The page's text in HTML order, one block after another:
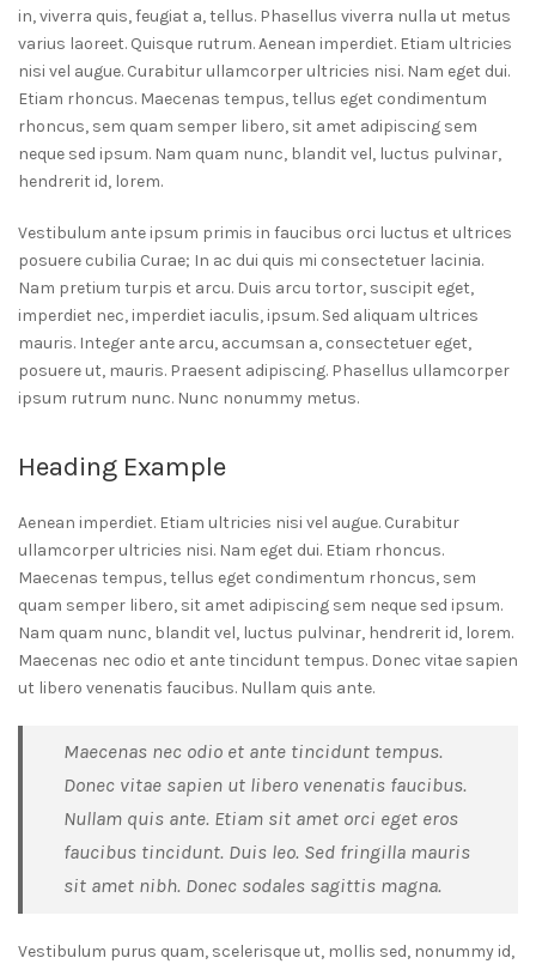
in, viverra quis, feugiat a, tellus. Phasellus viverra nulla ut metus
varius laoreet. Quisque rutrum. Aenean imperdiet. Etiam ultricies
nisi vel augue. Curabitur ullamcorper ultricies nisi. Nam eget dui.
Etiam rhoncus. Maecenas tempus, tellus eget condimentum
rhoncus, sem quam semper libero, sit amet adipiscing sem
neque sed ipsum. Nam quam nunc, blandit vel, luctus pulvinar,
hendrerit id, lorem.
Vestibulum ante ipsum primis in faucibus orci luctus et ultrices
posuere cubilia Curae; In ac dui quis mi consectetuer lacinia.
Nam pretium turpis et arcu. Duis arcu tortor, suscipit eget,
imperdiet nec, imperdiet iaculis, ipsum. Sed aliquam ultrices
mauris. Integer ante arcu, accumsan a, consectetuer eget,
posuere ut, mauris. Praesent adipiscing. Phasellus ullamcorper
ipsum rutrum nunc. Nunc nonummy metus.
Heading Example
Aenean imperdiet. Etiam ultricies nisi vel augue. Curabitur
ullamcorper ultricies nisi. Nam eget dui. Etiam rhoncus.
Maecenas tempus, tellus eget condimentum rhoncus, sem
quam semper libero, sit amet adipiscing sem neque sed ipsum.
Nam quam nunc, blandit vel, luctus pulvinar, hendrerit id, lorem.
Maecenas nec odio et ante tincidunt tempus. Donec vitae sapien
ut libero venenatis faucibus. Nullam quis ante.
Maecenas nec odio et ante tincidunt tempus.
Donec vitae sapien ut libero venenatis faucibus.
Nullam quis ante. Etiam sit amet orci eget eros
faucibus tincidunt. Duis leo. Sed fringilla mauris
sit amet nibh. Donec sodales sagittis magna.
Vestibulum purus quam, scelerisque ut, mollis sed, nonummy id,